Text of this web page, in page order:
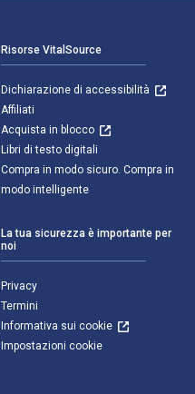
Risorse VitalSource
Dichiarazione di accessibilità
Affiliati
Acquista in blocco
Libri di testo digitali
Compra in modo sicuro. Compra in
modo intelligente
La tua sicurezza è importante per
noi
Privacy
Termini
Informativa sui cookie
Impostazioni cookie